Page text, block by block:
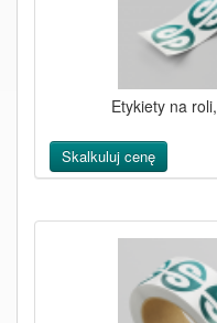
Etykiety na
Skalkuluj cenę